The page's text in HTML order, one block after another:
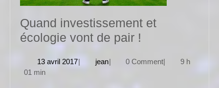
Quand investissement et
écologie vont de pair !
et
13 avril 201713
| jeanjean
| 0 Comment|
9 h
01 min